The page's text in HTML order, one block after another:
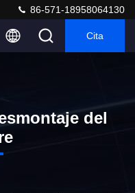
86-571-18958064130
Cita
del